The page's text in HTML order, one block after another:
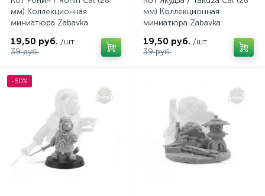
мм) Коллекционная
миниатюра Zabavka
19,50 руб. /шт
39 руб.
мм) Коллекционная
миниатюра Zabavka
19,50 руб. /шт
39 руб.
-50%